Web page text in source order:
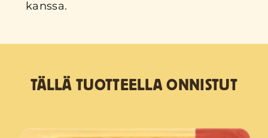
kanssa.
TÄLLÄ TUOTTEELLA ONNISTUT